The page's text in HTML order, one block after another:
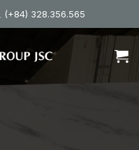
(+84) 328.356.565